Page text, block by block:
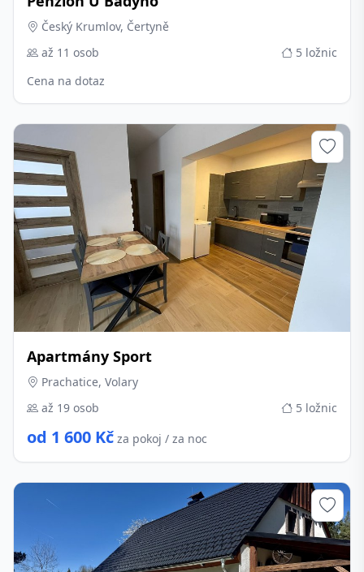
Český Krumlov, Čertyně
až 11 osob
5 ložnic
Cena na dotaz
Apartmány Sport
Prachatice, Volary
až 19 osob
5 ložnic
od 1 600 Kč za pokoj / za noc